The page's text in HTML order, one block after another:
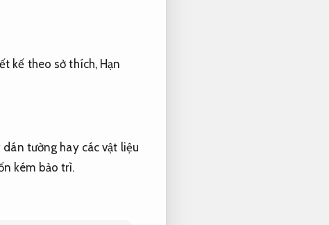
kế theo sở thích, Hạn
tường hay các vật liệu
kém bảo trì.